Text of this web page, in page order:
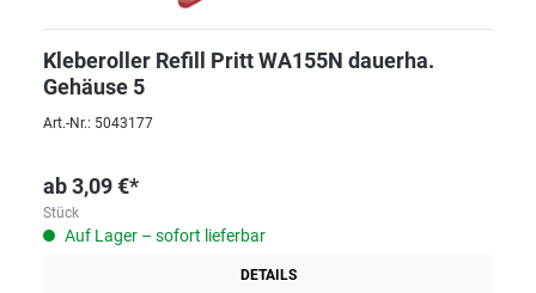
Kleberoller Refill Pritt WA155N dauerha.
Gehäuse 5
Art.-Nr.: 5043177
ab3,09 €*
Stück
Auf Lager – sofort lieferbar
DETAILS